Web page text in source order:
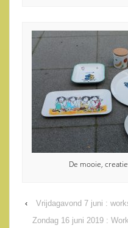
De mooie,
‹
Vrijdagavond 7 juni :
Zondag 16 juni 2019 :